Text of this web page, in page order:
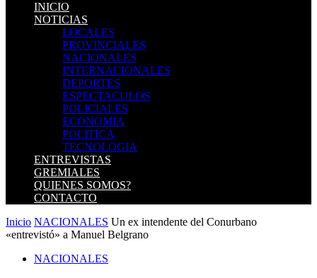
INICIO
NOTICIAS
LOCALES
PROVINCIALES
NACIONALES
INTERNACIONALES
DEPORTES
ESPECTACULOS
POLICIALES
ECONOMIA
POLITICA
TECNOLOGIA
ENTREVISTAS
GREMIALES
QUIENES SOMOS?
CONTACTO
Inicio NACIONALES Un ex intendente del Conurbano
«entrevistó» a Manuel Belgrano
NACIONALES